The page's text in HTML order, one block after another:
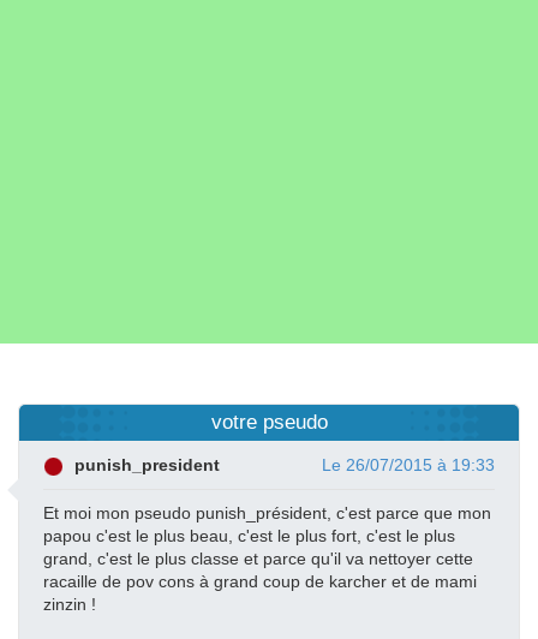
votre pseudo
punish_president Le 26/07/2015 à 19:33
Et moi mon pseudo punish_président, c'est parce que mon
papou c'est le plus beau, c'est le plus fort, c'est le plus
grand, c'est le plus classe et parce qu'il va nettoyer cette
racaille de pov cons à grand coup de karcher et de mami
zinzin !